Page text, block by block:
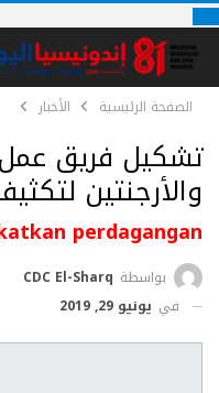
الصفحة الرئيسية الأخبار
تشكيل فريق عمل
والأرجنتين
perdagangan
بواسطة CDC El-Sharq
في يونيو 29, 2019